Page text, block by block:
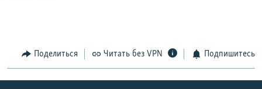
Поделиться Читать без VPN Подпишитесь